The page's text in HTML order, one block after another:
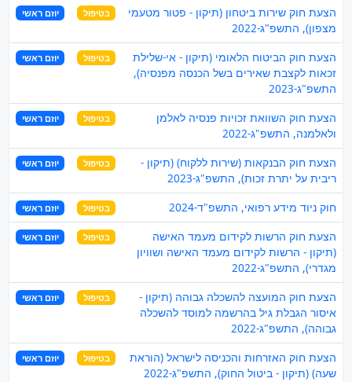
הצעת חוק שירות ביטחון (תיקון - פטור מטעמי
מצפון), התשפ"ג-2022
בטיפול יוזם ראשי
הצעת חוק הביטוח הלאומי (תיקון - אי-שלילת
זכאות לקצבת שאירים בשל הכנסה מפנסיה),
התשפ"ג-2023
בטיפול יוזם ראשי
הצעת חוק השוואת זכויות פנסיה לאלמן
ולאלמנה, התשפ"ג-2022
בטיפול יוזם ראשי
הצעת חוק הבנקאות (שירות ללקוח) (תיקון -
ריבית על יתרת זכות), התשפ"ג-2023
בטיפול יוזם ראשי
חוק ניוד מידע רפואי, התשפ"ד-2024 בטיפול יוזם ראשי
הצעת חוק הרשות לקידום מעמד האישה
(תיקון - הרשות לקידום מעמד האישה ושוויון
מגדרי), התשפ"ג-2022
בטיפול יוזם ראשי
הצעת חוק המועצה להשכלה גבוהה (תיקון -
איסור הגבלת גיל בהרשמה למוסד להשכלה
גבוהה), התשפ"ג-2022
בטיפול יוזם ראשי
הצעת חוק האזרחות והכניסה לישראל (הוראת
שעה) (תיקון - ביטול החוק), התשפ"ג-2022
בטיפול יוזם ראשי